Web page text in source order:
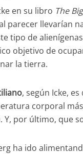
en su libro The
parecer llevarían
tipo de
objetivo de
la tierra.
, según Icke,
corporal
por último, que
ha ido